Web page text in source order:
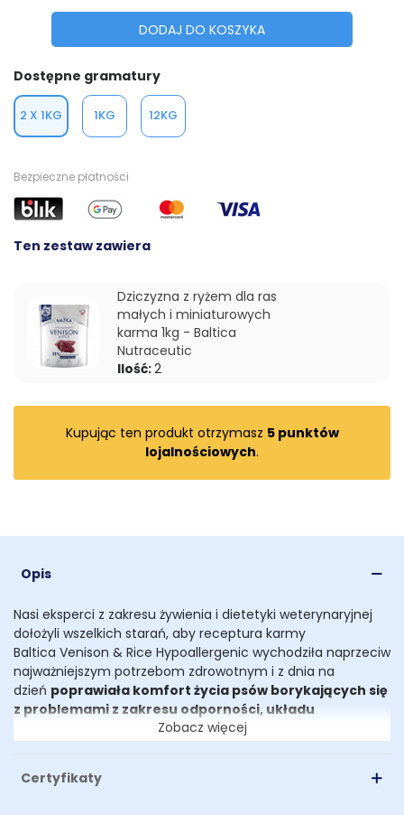
DODAJ DO KOSZYKA
Dostępne gramatury
2 X 1KG 1KG 12KG
Bezpieczne płatności
Ten zestaw zawiera
Dziczyzna z ryżem dla ras
małych i miniaturowych
karma 1kg - Baltica
Nutraceutic
Ilość:2
Kupując ten produkt otrzymasz 5punktów
lojalnościowych.
Opis
Nasi eksperci z zakresu żywienia i dietetyki weterynaryjnej
dołożyli wszelkich starań, aby receptura karmy
Baltica Venison & Rice Hypoallergenic wychodziła naprzeciw
najważniejszym potrzebom zdrowotnym i z dnia na
dzień poprawiała komfort życia psów borykających się
z problemami z zakresu odporności, układu
pokarmowego czy utrzymania prawidłowej masy
ciała.
Venison & Rice Hypoallergenic zawiera:
Zobacz więcej
Certyfikaty